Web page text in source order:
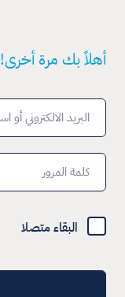
أهلاً بك مرة أخرى!
البقاء متصلا